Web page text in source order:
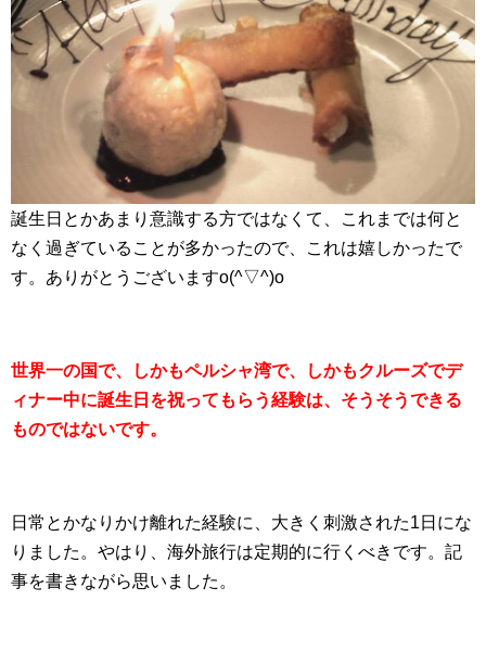
誕生日とかあまり意識する方ではなくて、これまでは何と
なく過ぎていることが多かったので、これは嬉しかったで
す。ありがとうございますo(^▽^)o
世界一の国で、しかもペルシャ湾で、しかもクルーズでデ
ィナー中に誕生日を祝ってもらう経験は、そうそうできる
ものではないです。
日常とかなりかけ離れた経験に、大きく刺激された1日にな
りました。やはり、海外旅行は定期的に行くべきです。記
事を書きながら思いました。